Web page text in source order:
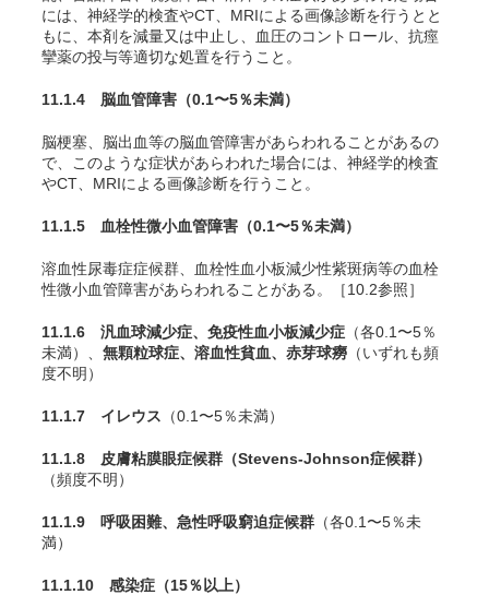
には、神経学的検査やCT、MRIによる画像診断を行うとと
もに、本剤を減量又は中止し、血圧のコントロール、抗痙
攣薬の投与等適切な処置を行うこと。
11.1.4 脳血管障害 （0.1〜5％未満）
脳梗塞、脳出血等の脳血管障害があらわれることがあるの
で、このような症状があらわれた場合には、神経学的検査
やCT、MRIによる画像診断を行うこと。
11.1.5 血栓性微小血管障害 （0.1〜5％未満）
溶血性尿毒症症候群、血栓性血小板減少性紫斑病等の血栓
性微小血管障害があらわれることがある。［10.2参照］
11.1.6 汎血球減少症、免疫性血小板減少症 （各0.1〜5％
未満）、 無顆粒球症、溶血性貧血、赤芽球癆 （いずれも頻
度不明）
11.1.7 イレウス （0.1〜5％未満）
11.1.8 皮膚粘膜眼症候群（Stevens-Johnson症候群）
（頻度不明）
11.1.9 呼吸困難、急性呼吸窮迫症候群 （各0.1〜5％未
満）
11.1.10 感染症 （15％以上）